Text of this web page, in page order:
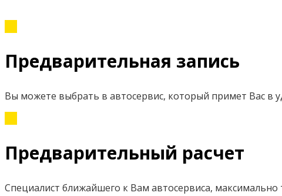
Предварительная запись
Вы можете выбрать в автосервис, который примет Вас в
Предварительный расчет
Специалист ближайшего к Вам автосервиса,